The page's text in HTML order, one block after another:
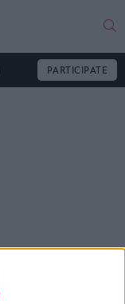
Hae
PARTICIPATE